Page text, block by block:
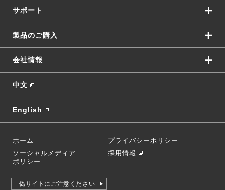
サポート
製品のご購入
会社情報
中文
English
ホーム
プライバシーポリシー
ソーシャルメディア
ポリシー
採用情報
偽サイトにご注意ください